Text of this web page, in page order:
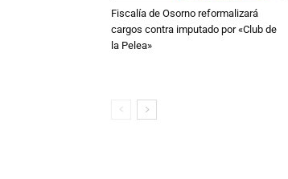
Fiscalía de Osorno reformalizará
cargos contra imputado por «Club de
la Pelea»